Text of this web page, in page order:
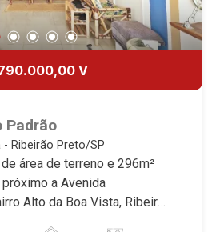
V
Padrão
Ribeirão Preto/SP
área de terreno e 296m²
a Avenida
Alto da Boa Vista, Ribeirão